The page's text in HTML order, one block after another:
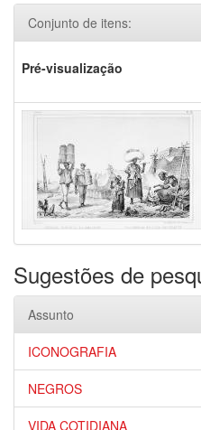
Conjunto de itens:
Pré-visualização
Sugestões de
Assunto
ICONOGRAFIA
NEGROS
VIDA COTIDIANA